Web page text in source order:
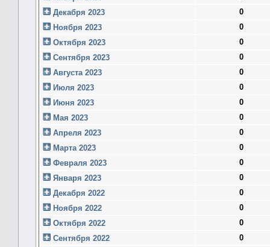
Декабря 2023
0
Ноября 2023
0
Октября 2023
0
Сентября 2023
0
Августа 2023
0
Июля 2023
0
Июня 2023
0
Мая 2023
0
Апреля 2023
0
Марта 2023
0
Февраля 2023
0
Января 2023
0
Декабря 2022
0
Ноября 2022
0
Октября 2022
0
Сентября 2022
0